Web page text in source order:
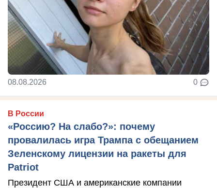
08.08.2026 0
В России
«Россию? На слабо?»: почему
провалилась игра Трампа с обещанием
Зеленскому лицензии на ракеты для
Patriot
Президент США и американские компании